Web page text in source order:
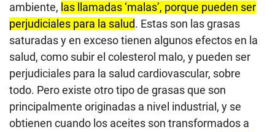
ambiente, las llamadas ‘malas’, porque pueden ser
perjudiciales para la salud. Estas son las grasas
saturadas y en exceso tienen algunos efectos en la
salud, como subir el colesterol malo, y pueden ser
perjudiciales para la salud cardiovascular, sobre
todo. Pero existe otro tipo de grasas que son
principalmente originadas a nivel industrial, y se
obtienen cuando los aceites son transformados a